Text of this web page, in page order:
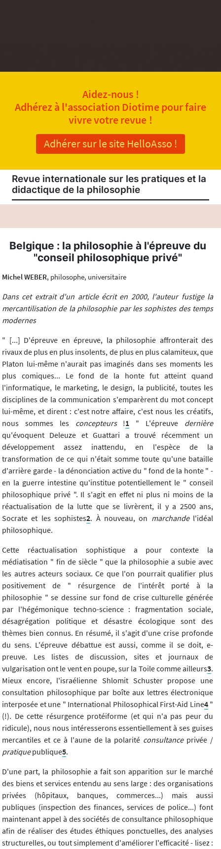
Aidez-nous !
Adhérez à l'association Diotime pour faire
vivre votre revue !
Adhérer sur le site HelloAsso !
Revue internationale sur les pratiques et la
didactique de la philosophie
Belgique : la philosophie à l'épreuve du
"conseil philosophique privé"
Michel WEBER, philosophe, universitaire
Dans cet extrait d'un article écrit en 2000, l'auteur fustige la
mercantilisation de la philosophie par les sophistes des temps
modernes
" [...] D'épreuve en épreuve, la philosophie affronterait des
rivaux de plus en plus insolents, de plus en plus calamiteux, que
Platon lui-même n'aurait pas imaginés dans ses moments les
plus comiques... Le fond de la honte fut atteint quand
l'informatique, le marketing, le design, la publicité, toutes les
disciplines de la communication s'emparèrent du mot concept
lui-même, et dirent : c'est notre affaire, c'est nous les créatifs,
nous sommes lesconcepteurs!1 " L'épreuve dernière
qu'évoquent Deleuze et Guattari a trouvé récemment un
développement assez inattendu, en l'espèce de la
transformation de ce qui n'était somme toute qu'une bataille
d'arrière garde - la dénonciation active du " fond de la honte " -
en la guerre intestine qu'institue potentiellement le " conseil
philosophique privé ". Il s'agit en effet ni plus ni moins de la
réactualisation de la lutte que se livrèrent, il y a 2500 ans,
Socrate et les sophistes2. À nouveau, on marchande l'idéal
philosophique.
Cette réactualisation sophistique a pour contexte la
médiatisation " fin de siècle " que la philosophie a subie avec
les autres acteurs sociaux. Ce que l'on pourrait qualifier plus
positivement de " résurgence de l'intérêt porté à la
philosophie " se dessine sur fond de crise culturelle générée
par l'hégémonique techno-science : fragmentation sociale,
désagrégation politique et désastre écologique sont des
thèmes bien connus. En résumé, il s'agit d'une crise profonde
du sens. L'épreuve débattue est aussi, comme il se doit, e-
preuve. Les listes de discussion, sites et journaux de
vulgarisation ont le vent en poupe, sur la Toile comme ailleurs3.
Mieux encore, l'israélienne Shlomit Schuster propose une
consultation philosophique par boîte aux lettres électronique
interposée et une " International Philosophical First-Aid Line4"
(!). De cette résurgence protéiforme (et qui n'a pas peur du
ridicule), nous nous intéresserons essentiellement à ses guises
mercantiles et ce à l'aune de la polarité consultance privée /
pratiquepublique5.
D'une part, la philosophie a fait son apparition sur le marché
des biens et services entendu au sens large : des organisations
privées (hôpitaux, banques, commerces...) mais aussi
publiques (inspection des finances, services de police...) font
maintenant appel à des sociétés de consultance philosophique
afin de réaliser des études éthiques ponctuelles, des analyses
structurelles, ou tout simplement d'améliorer l'efficacité - lisez :